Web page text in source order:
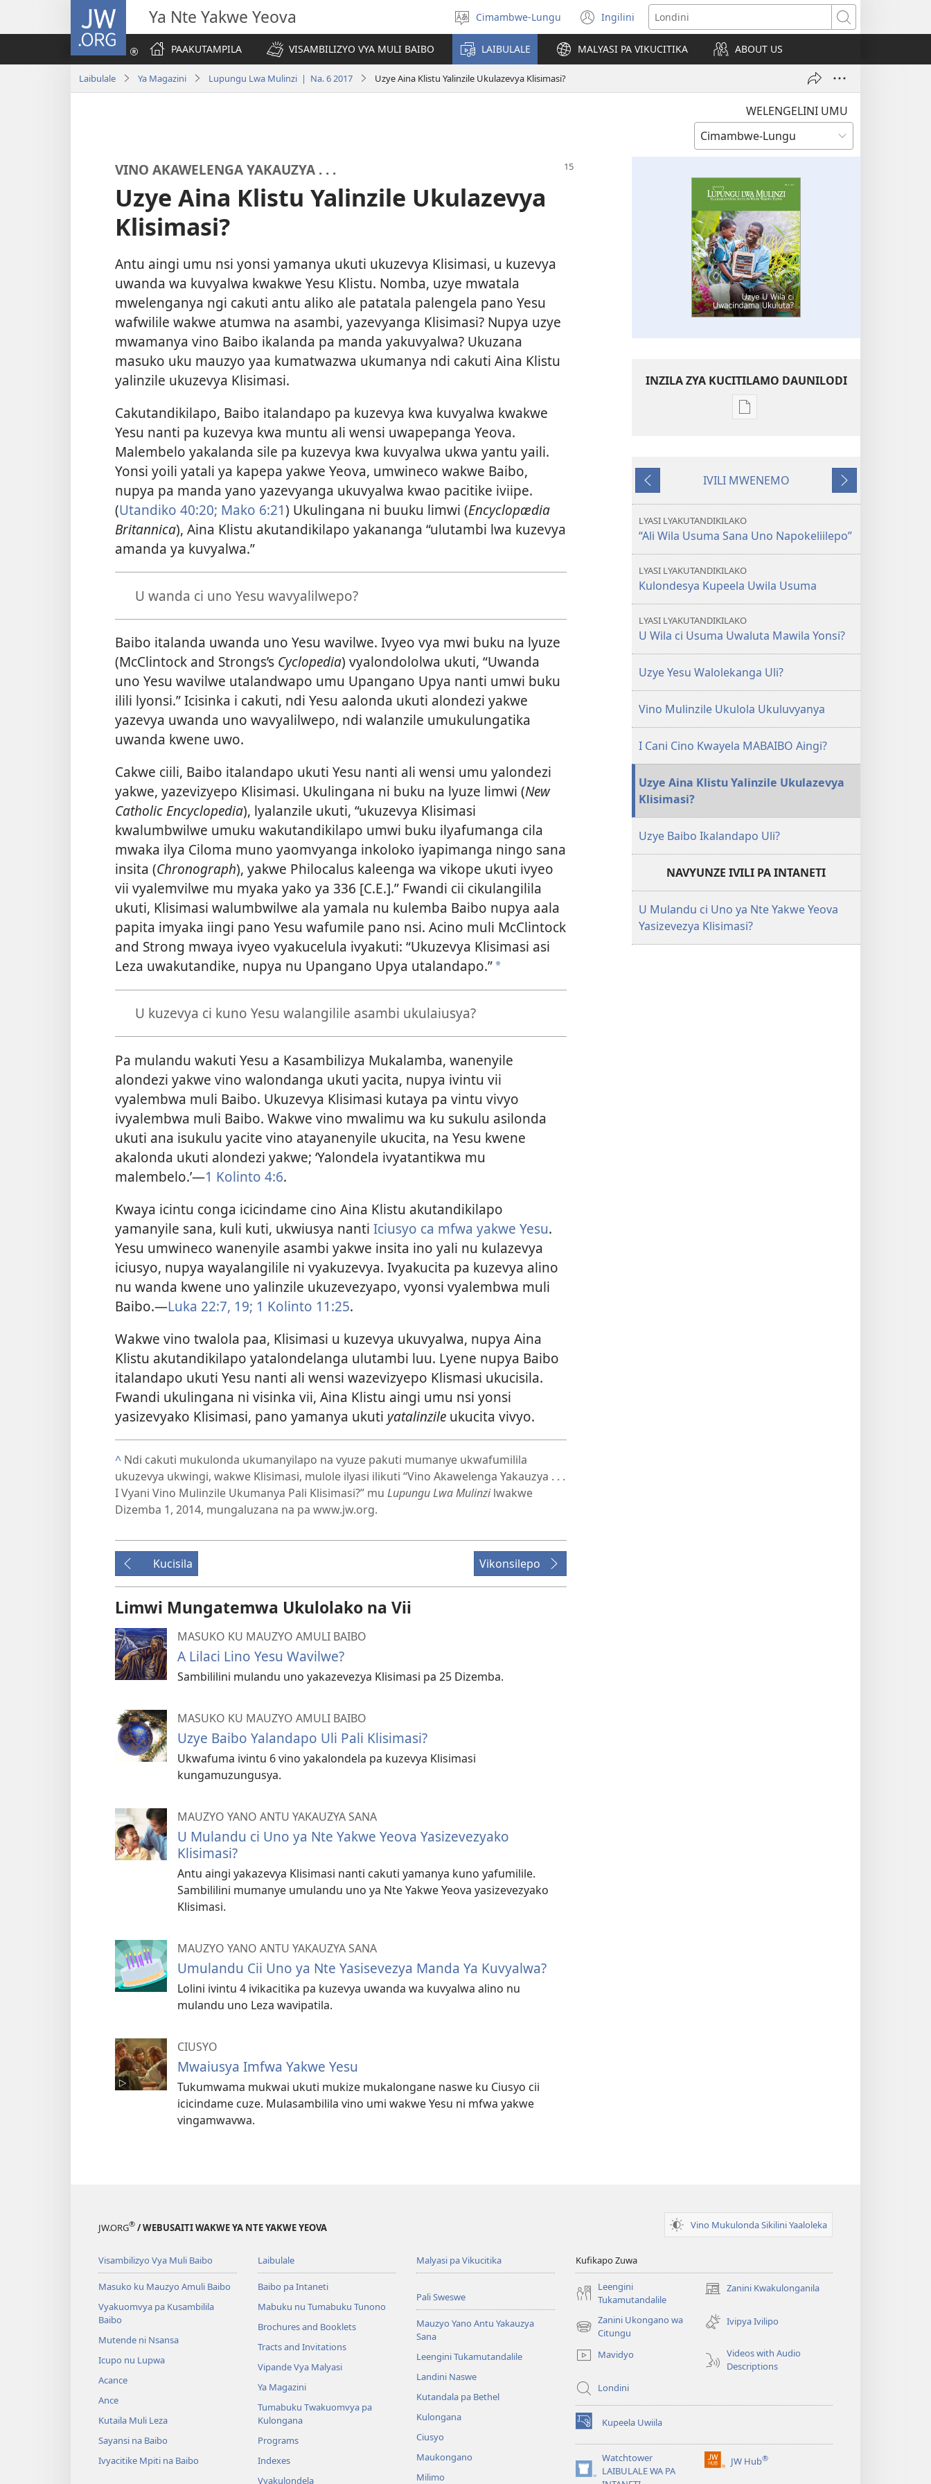
JW.ORG Ya Nte Yakwe Yeova
Soololini
lulimi
Cimambwe-Lungu Ingilini
(opens
new
window)
Londini
PAAKUTAMPILA
VISAMBILIZYO VYA MULI BAIBO LAIBULALE MALYASI PA VIKUCITIKA ABOUT US
Laibulale Ya Magazini Lupungu Lwa Mulinzi | Na. 6 2017 Uzye Aina Klistu Yalinzile Ukulazevya Klisimasi?
WELENGELINI UMU
VINO AKAWELENGA YAKAUZYA . . .
Uzye Aina Klistu Yalinzile Ukulazevya
Klisimasi?
Antu aingi umu nsi yonsi yamanya ukuti ukuzevya Klisimasi, u kuzevya
uwanda wa kuvyalwa kwakwe Yesu Klistu. Nomba, uzye mwatala
mwelenganya ngi cakuti antu aliko ale patatala palengela pano Yesu
wafwilile wakwe atumwa na asambi, yazevyanga Klisimasi? Nupya uzye
mwamanya vino Baibo ikalanda pa manda yakuvyalwa? Ukuzana
masuko uku mauzyo yaa kumatwazwa ukumanya ndi cakuti Aina Klistu
yalinzile ukuzevya Klisimasi.
Cakutandikilapo, Baibo italandapo pa kuzevya kwa kuvyalwa kwakwe
Yesu nanti pa kuzevya kwa muntu ali wensi uwapepanga Yeova.
Malembelo yakalanda sile pa kuzevya kwa kuvyalwa ukwa yantu yaili.
Yonsi yoili yatali ya kapepa yakwe Yeova, umwineco wakwe Baibo,
nupya pa manda yano yazevyanga ukuvyalwa kwao pacitike iviipe.
(Utandiko 40:20; Mako 6:21) Ukulingana ni buuku limwi (Encyclopædia
Britannica), Aina Klistu akutandikilapo yakananga “ulutambi lwa kuzevya
amanda ya kuvyalwa.”
U wanda ci uno Yesu wavyalilwepo?
Baibo italanda uwanda uno Yesu wavilwe. Ivyeo vya mwi buku na lyuze
(McClintock and Strongs’s Cyclopedia) vyalondololwa ukuti, “Uwanda
uno Yesu wavilwe utalandwapo umu Upangano Upya nanti umwi buku
ilili lyonsi.” Icisinka i cakuti, ndi Yesu aalonda ukuti alondezi yakwe
yazevya uwanda uno wavyalilwepo, ndi walanzile umukulungatika
uwanda kwene uwo.
Cakwe ciili, Baibo italandapo ukuti Yesu nanti ali wensi umu yalondezi
yakwe, yazevizyepo Klisimasi. Ukulingana ni buku na lyuze limwi (New
Catholic Encyclopedia), lyalanzile ukuti, “ukuzevya Klisimasi
kwalumbwilwe umuku wakutandikilapo umwi buku ilyafumanga cila
mwaka ilya Ciloma muno yaomvyanga inkoloko iyapimanga ningo sana
insita (Chronograph), yakwe Philocalus kaleenga wa vikope ukuti ivyeo
vii vyalemvilwe mu myaka yako ya 336 [C.E.].” Fwandi cii cikulangilila
ukuti, Klisimasi walumbwilwe ala yamala nu kulemba Baibo nupya aala
papita imyaka iingi pano Yesu wafumile pano nsi. Acino muli McClintock
and Strong mwaya ivyeo vyakucelula ivyakuti: “Ukuzevya Klisimasi asi
Leza uwakutandike, nupya nu Upangano Upya utalandapo.”*
U kuzevya ci kuno Yesu walangilile asambi ukulaiusya?
Pa mulandu wakuti Yesu a Kasambilizya Mukalamba, wanenyile
alondezi yakwe vino walondanga ukuti yacita, nupya ivintu vii
vyalembwa muli Baibo. Ukuzevya Klisimasi kutaya pa vintu vivyo
ivyalembwa muli Baibo. Wakwe vino mwalimu wa ku sukulu asilonda
ukuti ana isukulu yacite vino atayanenyile ukucita, na Yesu kwene
akalonda ukuti alondezi yakwe; ‘Yalondela ivyatantikwa mu
malembelo.’—1 Kolinto 4:6.
Kwaya icintu conga icicindame cino Aina Klistu akutandikilapo
yamanyile sana, kuli kuti, ukwiusya nanti Iciusyo ca mfwa yakwe Yesu.
Yesu umwineco wanenyile asambi yakwe insita ino yali nu kulazevya
iciusyo, nupya wayalangilile ni vyakuzevya. Ivyakucita pa kuzevya alino
nu wanda kwene uno yalinzile ukuzevezyapo, vyonsi vyalembwa muli
Baibo.—Luka 22:7, 19; 1 Kolinto 11:25.
Wakwe vino twalola paa, Klisimasi u kuzevya ukuvyalwa, nupya Aina
Klistu akutandikilapo yatalondelanga ulutambi luu. Lyene nupya Baibo
italandapo ukuti Yesu nanti ali wensi wazevizyepo Klismasi ukucisila.
Fwandi ukulingana ni visinka vii, Aina Klistu aingi umu nsi yonsi
yasizevyako Klisimasi, pano yamanya ukuti yatalinzile ukucita vivyo.
^ Ndi cakuti mukulonda ukumanyilapo na vyuze pakuti mumanye ukwafumilila
ukuzevya ukwingi, wakwe Klisimasi, mulole ilyasi ilikuti “Vino Akawelenga Yakauzya . . .
I Vyani Vino Mulinzile Ukumanya Pali Klisimasi?” mu Lupungu Lwa Mulinzilwakwe
Dizemba 1, 2014, mungaluzana na pa www.jw.org.
Kucisila Vikonsilepo
Limwi Mungatemwa Ukulolako na Vii
MASUKO KU MAUZYO AMULI BAIBO
A Lilaci Lino Yesu Wavilwe?
Sambililini mulandu uno yakazevezya Klisimasi pa 25 Dizemba.
MASUKO KU MAUZYO AMULI BAIBO
Uzye Baibo Yalandapo Uli Pali Klisimasi?
Ukwafuma ivintu 6 vino yakalondela pa kuzevya Klisimasi
kungamuzungusya.
MAUZYO YANO ANTU YAKAUZYA SANA
U Mulandu ci Uno ya Nte Yakwe Yeova Yasizevezyako
Klisimasi?
Antu aingi yakazevya Klisimasi nanti cakuti yamanya kuno yafumilile.
Sambililini mumanye umulandu uno ya Nte Yakwe Yeova yasizevezyako
Klisimasi.
MAUZYO YANO ANTU YAKAUZYA SANA
Umulandu Cii Uno ya Nte Yasisevezya Manda Ya Kuvyalwa?
Lolini ivintu 4 ivikacitika pa kuzevya uwanda wa kuvyalwa alino nu
mulandu uno Leza wavipatila.
CIUSYO
Mwaiusya Imfwa Yakwe Yesu
Tukumwama mukwai ukuti mukize mukalongane naswe ku Ciusyo cii
icicindame cuze. Mulasambilila vino umi wakwe Yesu ni mfwa yakwe
vingamwavwa.
INZILA ZYA KUCITILAMO DAUNILODI
Vya
LWA
Uzye
U
ci
Uwacindama
Kucisila
IVILI MWENEMO
Vikonsilepo
LYASI LYAKUTANDIKILAKO
“Ali Wila Usuma Sana Uno Napokeliilepo”
LYASI LYAKUTANDIKILAKO
Kulondesya Kupeela Uwila Usuma
LYASI LYAKUTANDIKILAKO
U Wila ci Usuma Uwaluta Mawila Yonsi?
Uzye Yesu Walolekanga Uli?
Vino Mulinzile Ukulola Ukuluvyanya
I Cani Cino Kwayela MABAIBO Aingi?
Uzye Aina Klistu Yalinzile Ukulazevya
Klisimasi?
Uzye Baibo Ikalandapo Uli?
NAVYUNZE IVILI PA INTANETI
U Mulandu ci Uno ya Nte Yakwe Yeova
Yasizevezya Klisimasi?
JW.ORG® / WEBUSAITI WAKWE YA NTE YAKWE YEOVA Vino Mukulonda Sikilini Yaaloleka
Visambilizyo Vya Muli Baibo
Masuko ku Mauzyo Amuli Baibo
Vyakuomvya pa Kusambilila
Baibo
Mutende ni Nsansa
Icupo nu Lupwa
Acance
Ance
Kutaila Muli Leza
Sayansi na Baibo
Ivyacitike Mpiti na Baibo
Laibulale
Baibo pa Intaneti
Mabuku nu Tumabuku Tunono
Brochures and Booklets
Tracts and Invitations
Vipande Vya Malyasi
Ya Magazini
Tumabuku Twakuomvya pa
Kulongana
Programs
Indexes
Vyakulondela
Malyasi pa Vikucitika
Pali Sweswe
Mauzyo Yano Antu Yakauzya
Sana
Leengini Tukamutandalile
Landini Naswe
Kutandala pa Bethel
Kulongana
Ciusyo
Maukongano
Milimo
Kufikapo Zuwa
Leengini
Tukamutandalile
Zanini Kwakulonganila
(opens
window)
Zanini Ukongano wa
Citungu
(opens
window)
Ivipya Ivilipo
Mavidyo
Videos with Audio
Descriptions
Londini
Kupeela Uwiila
(opens
new
window)Watchtower
LAIBULALE WA PA
(opens
JW Hub®
(opens